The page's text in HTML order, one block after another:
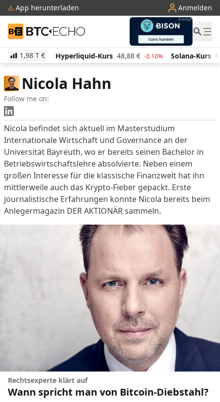
App herunterladen Anmelden
BTC-ECHO
1,98 T €
€ -1.40% Hyperliquid-Kurs 48,88 € -0.10% Solana-Kurs
Nicola Hahn
Follow me on:
LinkedIn Profil
Nicola befindet sich aktuell im Masterstudium
Internationale Wirtschaft und Governance an der
Universität Bayreuth, wo er bereits seinen Bachelor in
Betriebswirtschaftslehre absolvierte. Neben einem
großen Interesse für die klassische Finanzwelt hat ihn
mittlerweile auch das Krypto-Fieber gepackt. Erste
journalistische Erfahrungen konnte Nicola bereits beim
Anlegermagazin DER AKTIONÄR sammeln.
Rechtsexperte klärt auf
Wann spricht man von Bitcoin-Diebstahl?